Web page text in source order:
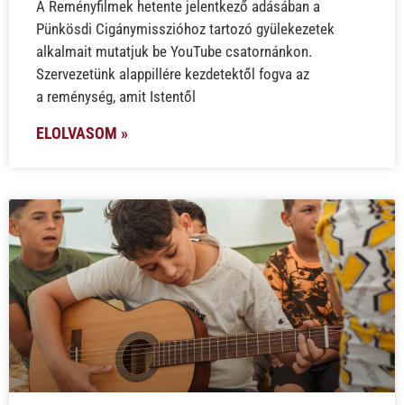
A Reményfilmek hetente jelentkező adásában a
Pünkösdi Cigánymisszióhoz tartozó gyülekezetek
alkalmait mutatjuk be YouTube csatornánkon.
Szervezetünk alappillére kezdetektől fogva az
a reménység, amit Istentől
ELOLVASOM »